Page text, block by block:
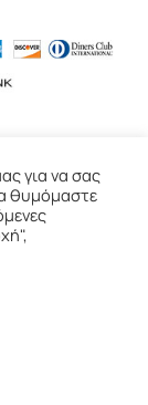
- Φροντίδα
& Επιστροφές
για να σας
θυμόμαστε